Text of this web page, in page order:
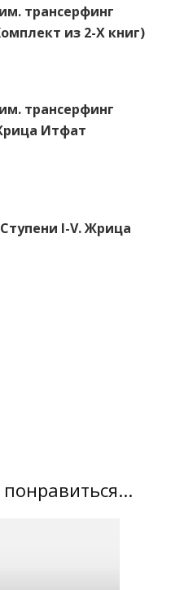
трансерфинг
из 2-Х книг)
трансерфинг
Итфат
I-V. Жрица